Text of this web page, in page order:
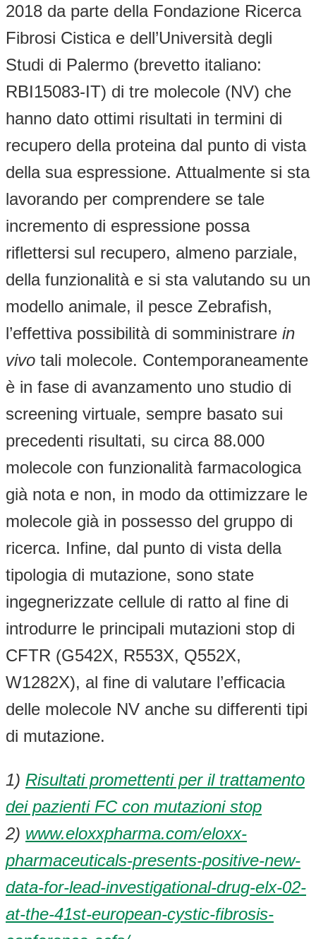
2018 da parte della Fondazione Ricerca
Fibrosi Cistica e dell’Università degli
Studi di Palermo (brevetto italiano:
RBI15083-IT) di tre molecole (NV) che
hanno dato ottimi risultati in termini di
recupero della proteina dal punto di vista
della sua espressione. Attualmente si sta
lavorando per comprendere se tale
incremento di espressione possa
riflettersi sul recupero, almeno parziale,
della funzionalità e si sta valutando su un
modello animale, il pesce Zebrafish,
l’effettiva possibilità di somministrare in
vivo tali molecole. Contemporaneamente
è in fase di avanzamento uno studio di
screening virtuale, sempre basato sui
precedenti risultati, su circa 88.000
molecole con funzionalità farmacologica
già nota e non, in modo da ottimizzare le
molecole già in possesso del gruppo di
ricerca. Infine, dal punto di vista della
tipologia di mutazione, sono state
ingegnerizzate cellule di ratto al fine di
introdurre le principali mutazioni stop di
CFTR (G542X, R553X, Q552X,
W1282X), al fine di valutare l’efficacia
delle molecole NV anche su differenti tipi
di mutazione.
1) Risultati promettenti per il trattamento
dei pazienti FC con mutazioni stop
2) www.eloxxpharma.com/eloxx-
pharmaceuticals-presents-positive-new-
data-for-lead-investigational-drug-elx-02-
at-the-41st-european-cystic-fibrosis-